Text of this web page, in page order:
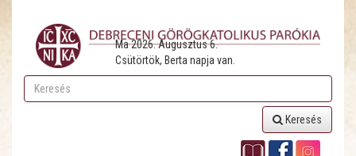
Ma 2026. Augusztus 6.
Csütörtök, Berta napja van.
Keresés